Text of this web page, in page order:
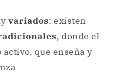
. Los alumnos, en este
posición de escucha y
(de forma